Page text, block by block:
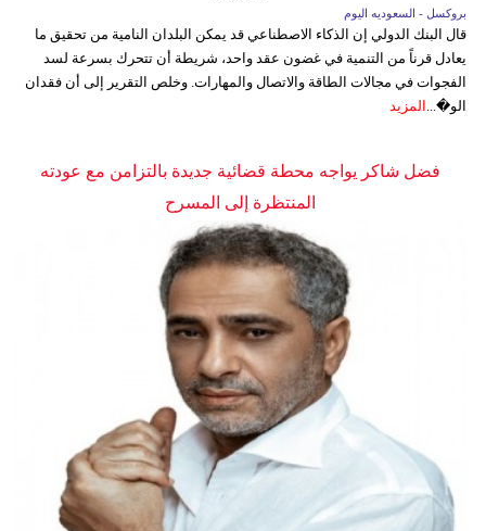
بروكسل - السعوديه اليوم
قال البنك الدولي إن الذكاء الاصطناعي قد يمكن البلدان النامية من تحقيق ما
يعادل قرناً من التنمية في غضون عقد واحد، شريطة أن تتحرك بسرعة لسد
الفجوات في مجالات الطاقة والاتصال والمهارات. وخلص التقرير إلى أن فقدان
الو�...
المزيد
فضل شاكر يواجه محطة قضائية جديدة بالتزامن مع عودته
المنتظرة إلى المسرح